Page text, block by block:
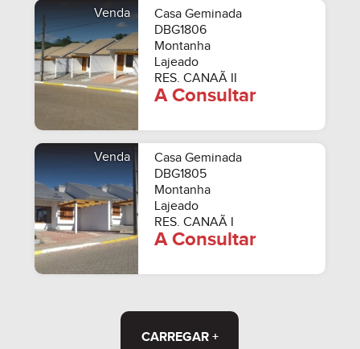
Venda
Casa Geminada
DBG1806
Montanha
Lajeado
RES. CANAÃ II
A Consultar
Venda
Casa Geminada
DBG1805
Montanha
Lajeado
RES. CANAÃ I
A Consultar
CARREGAR +